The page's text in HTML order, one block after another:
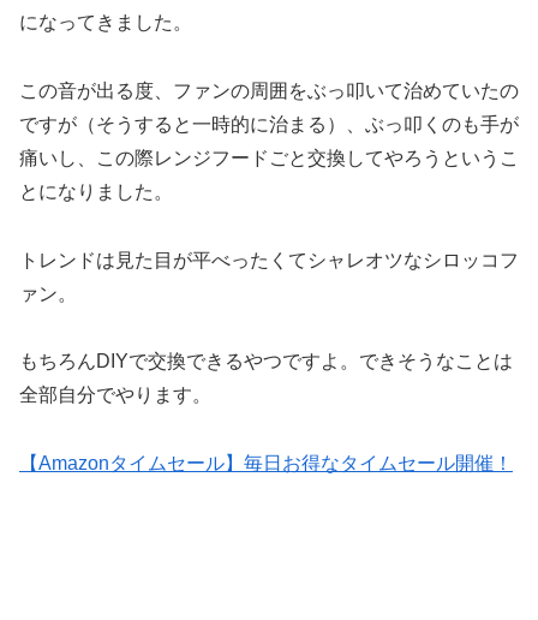
になってきました。
この音が出る度、ファンの周囲をぶっ叩いて治めていたの
ですが（そうすると一時的に治まる）、ぶっ叩くのも手が
痛いし、この際レンジフードごと交換してやろうというこ
とになりました。
トレンドは見た目が平べったくてシャレオツなシロッコフ
ァン。
もちろんDIYで交換できるやつですよ。できそうなことは
全部自分でやります。
【Amazonタイムセール】毎日お得なタイムセール開催！